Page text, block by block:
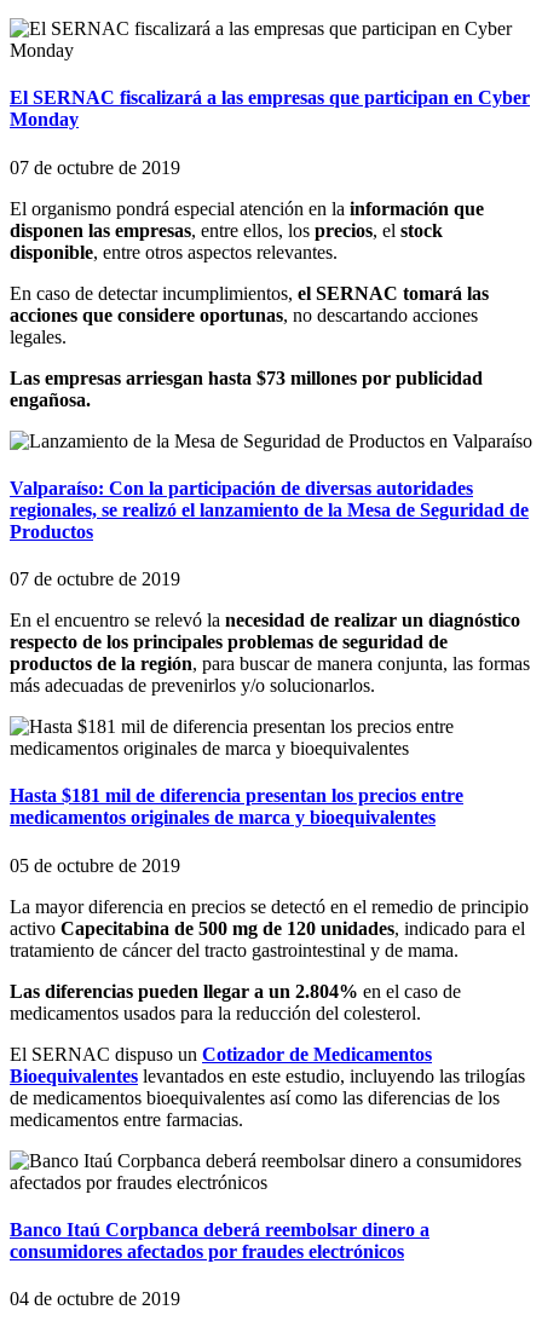
El SERNAC fiscalizará a las empresas que participan en Cyber
Monday
07 de octubre de 2019
El organismo pondrá especial atención en la información que
disponen las empresas, entre ellos, los precios, el stock
disponible, entre otros aspectos relevantes.
En caso de detectar incumplimientos, el SERNAC tomará las
acciones que considere oportunas, no descartando acciones
legales.
Las empresas arriesgan hasta $73 millones por publicidad
engañosa.
Valparaíso: Con la participación de diversas autoridades
regionales, se realizó el lanzamiento de la Mesa de Seguridad de
Productos
07 de octubre de 2019
En el encuentro se relevó la necesidad de realizar un diagnóstico
respecto de los principales problemas de seguridad de
productos de la región, para buscar de manera conjunta, las formas
más adecuadas de prevenirlos y/o solucionarlos.
Hasta $181 mil de diferencia presentan los precios entre
medicamentos originales de marca y bioequivalentes
05 de octubre de 2019
La mayor diferencia en precios se detectó en el remedio de principio
activo Capecitabina de 500 mg de 120 unidades, indicado para el
tratamiento de cáncer del tracto gastrointestinal y de mama.
Las diferencias pueden llegar a un 2.804% en el caso de
medicamentos usados para la reducción del colesterol.
El SERNAC dispuso un Cotizador de Medicamentos
Bioequivalentes levantados en este estudio, incluyendo las trilogías
de medicamentos bioequivalentes así como las diferencias de los
medicamentos entre farmacias.
Banco Itaú Corpbanca deberá reembolsar dinero a
consumidores afectados por fraudes electrónicos
04 de octubre de 2019